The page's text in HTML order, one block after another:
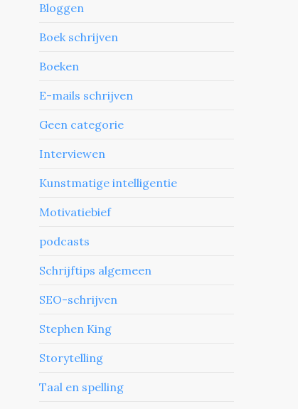
Bloggen
Boek schrijven
Boeken
E-mails schrijven
Geen categorie
Interviewen
Kunstmatige intelligentie
Motivatiebief
podcasts
Schrijftips algemeen
SEO-schrijven
Stephen King
Storytelling
Taal en spelling